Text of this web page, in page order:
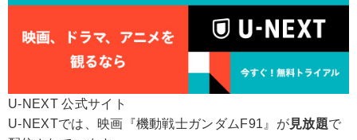
U-NEXT 公式サイト
U-NEXTでは、映画『機動戦士ガンダムF91』が見放題で